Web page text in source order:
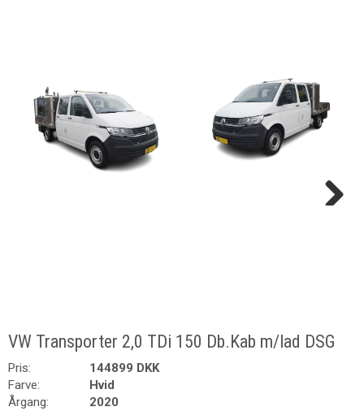
VW Transporter 2,0 TDi 150 Db.Kab m/lad DSG
Pris:
144899 DKK
Farve:
Hvid
Årgang:
2020